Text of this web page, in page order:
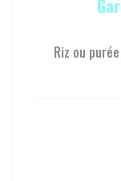
Riz ou